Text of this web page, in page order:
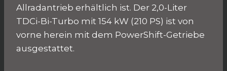
Allradantrieb erhältlich ist. Der 2,0-Liter
TDCi-Bi-Turbo mit 154 kW (210 PS) ist von
vorne herein mit dem PowerShift-Getriebe
ausgestattet.